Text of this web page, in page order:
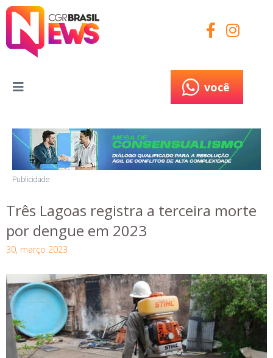
você
Publicidade
Três Lagoas registra a terceira morte
por dengue em 2023
30, março 2023